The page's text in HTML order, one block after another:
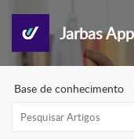
Jarbas App
Base de conhecimento